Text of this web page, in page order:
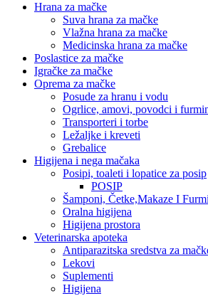
Hrana za mačke
Suva hrana za mačke
Vlažna hrana za mačke
Medicinska hrana za mačke
Poslastice za mačke
Igračke za mačke
Oprema za mačke
Posude za hranu i vodu
Ogrlice, amovi, povodci i
Transporteri i torbe
Ležaljke i kreveti
Grebalice
Higijena i nega mačaka
Posipi, toaleti i lopatice za posip
POSIP
Šamponi, Četke,Makaze I
Oralna higijena
Higijena prostora
Veterinarska apoteka
Antiparazitska sredstva za
Lekovi
Suplementi
Higijena